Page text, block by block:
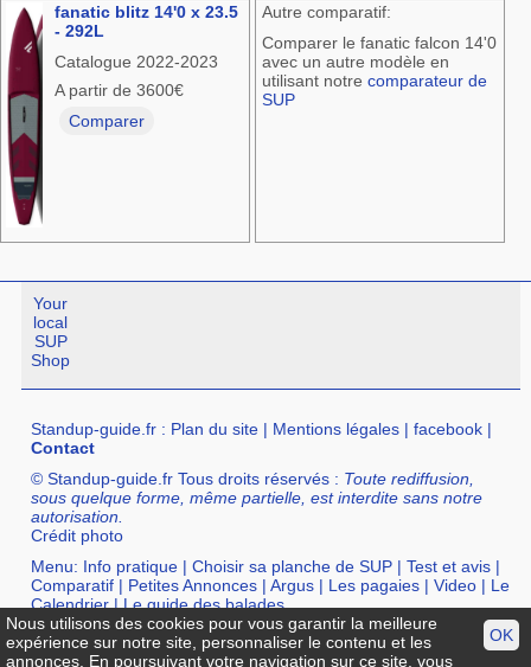
fanatic blitz 14'0 x 23.5
- 292L
Catalogue 2022-2023
A partir de 3600€
Comparer
Autre comparatif:
Comparer le fanatic falcon 14'0
avec un autre modèle en
utilisant notre comparateur de
SUP
Your
local
SUP
Shop
Standup-guide.fr : Plan du site | Mentions légales |facebook |
Contact
© Standup-guide.fr Tous droits réservés : Toute rediffusion,
sous quelque forme, même partielle, est interdite sans notre
autorisation.
Crédit photo
Menu: Info pratique |Choisir sa planche de SUP |Test et avis |
Comparatif | Petites Annonces |Argus | Les pagaies |Video | Le
Calendrier|Le guide des balades
Annuaire : SurfShop et Magasins pour acheter un SUP
Points
Location de SUP|Ecole de SUP
OK
Nous utilisons des cookies pour vous garantir la meilleure
expérience sur notre site, personnaliser le contenu et les
annonces. En poursuivant votre navigation sur ce site, vous